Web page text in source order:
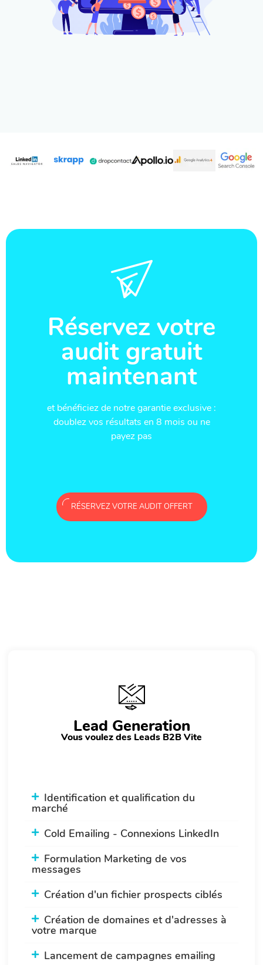
Réservez votre
audit gratuit
maintenant
et bénéficiez de notre garantie exclusive :
doublez vos résultats en 8 mois ou ne
payez pas
RÉSERVEZ VOTRE AUDIT OFFERT
Lead Generation
Vous voulez des Leads B2B Vite
Identification et qualification du
marché
Cold Emailing - Connexions LinkedIn
Formulation Marketing de vos
messages
Création d'un fichier prospects ciblés
Création de domaines et d'adresses à
votre marque
Lancement de campagnes emailing